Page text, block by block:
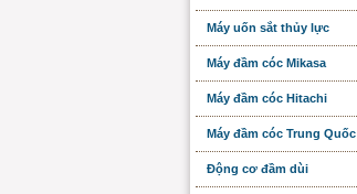
Máy uốn sắt thủy lực
Máy đầm cóc Mikasa
Máy đầm cóc Hitachi
Máy đầm cóc Trung Quốc
Động cơ đầm dùi